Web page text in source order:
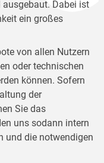
ausgebaut. Dabei ist
ein großes
von allen Nutzern
oder technischen
können. Sofern
der
Sie das
uns sodann intern
und die notwendigen